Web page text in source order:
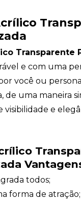
Transparente
e com uma
você ou
de uma maneira
visibilidade e
todos;
forma de atração;